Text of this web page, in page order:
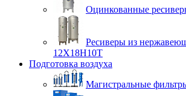
Оцинкованные
Ресиверы из
12Х18Н10Т
Подготовка воздуха
Магистральные